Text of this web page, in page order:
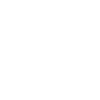
gasdetectie